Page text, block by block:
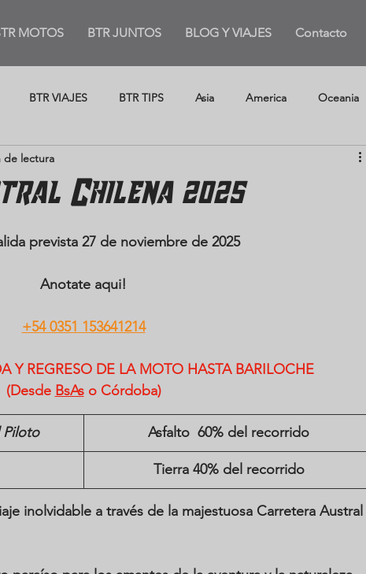
MOTOS BTR JUNTOS BLOG Y VIAJES Contacto
BTR VIAJES BTR TIPS Asia America Oceania
Chilena 2025
de lectura
prevista 27 de noviembre de 2025
Anotate aqui!
+54 0351 153641214
Y REGRESO DE LA MOTO HASTA BARILOCHE
(Desde BsAs o Córdoba)
Asfalto  60% del recorrido
Tierra 40% del recorrido
inolvidable a través de la majestuosa Carretera Austral